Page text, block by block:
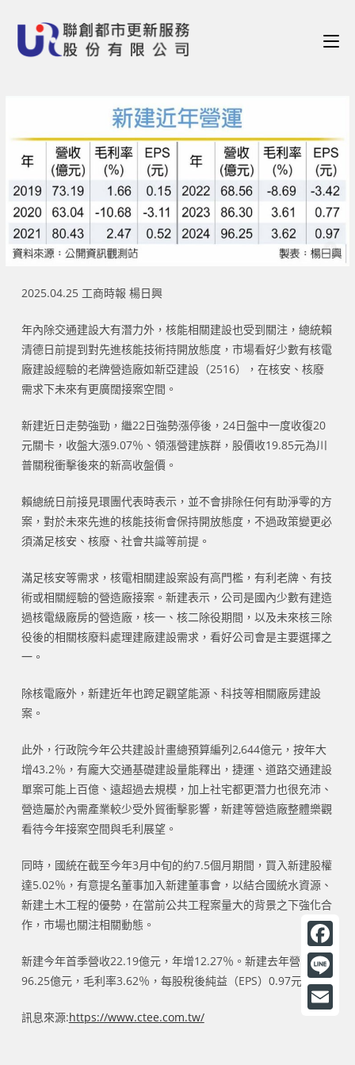
2025.04.25 工商時報 楊日興
年內除交通建設大有潛力外，核能相關建設也受到關注，總統賴
清德日前提到對先進核能技術持開放態度，市場看好少數有核電
廠建設經驗的老牌營造廠如新亞建設（2516），在核安、核廢
需求下未來有更廣闊接案空間。
新建近日走勢強勁，繼22日強勢漲停後，24日盤中一度收復20
元關卡，收盤大漲9.07％、領漲營建族群，股價收19.85元為川
普關稅衝擊後來的新高收盤價。
賴總統日前接見環團代表時表示，並不會排除任何有助淨零的方
案，對於未來先進的核能技術會保持開放態度，不過政策變更必
須滿足核安、核廢、社會共識等前提。
滿足核安等需求，核電相關建設案設有高門檻，有利老牌、有技
術或相關經驗的營造廠接案。新建表示，公司是國內少數有建造
過核電級廠房的營造廠，核一、核二除役期間，以及未來核三除
役後的相關核廢料處理建廠建設需求，看好公司會是主要選擇之
一。
除核電廠外，新建近年也跨足觀望能源、科技等相關廠房建設
案。
此外，行政院今年公共建設計畫總預算編列2,644億元，按年大
增43.2％，有龐大交通基礎建設量能釋出，捷運、道路交通建設
單案可能上百億、遠超過去規模，加上社宅都更潛力也很充沛、
營造屬於內需產業較少受外貿衝擊影響，新建等營造廠整體樂觀
看待今年接案空間與毛利展望。
同時，國統在截至今年3月中旬的約7.5個月期間，買入新建股權
達5.02％，有意提名董事加入新建董事會，以結合國統水資源、
新建土木工程的優勢，在當前公共工程案量大的背景之下強化合
作，市場也關注相關動態。
新建今年首季營收22.19億元，年增12.27％。新建去年營收
96.25億元，毛利率3.62％，每股稅後純益（EPS）0.97元。
訊息來源:https://www.ctee.com.tw/
F
a
c
L